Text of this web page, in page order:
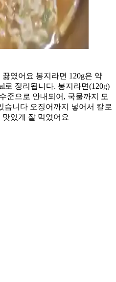
였어요 봉지라면 120g은 약
로 정리됩니다. 봉지라면(120g)
준으로 안내되어, 국물까지 모
습니다 오징어까지 넣어서 칼로
있게 잘 먹었어요